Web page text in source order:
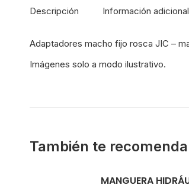
Descripción Información adicional
Adaptadores macho fijo rosca JIC –
Imágenes solo a modo ilustrativo.
También te
MANGUERA